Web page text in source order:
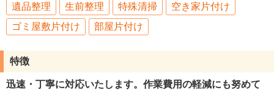
遺品整理 生前整理 特殊清掃
空き家片付け
ゴミ屋敷片付け
部屋片付け
特徴
迅速・丁寧に対応いたします。作業費用の軽減にも努めて